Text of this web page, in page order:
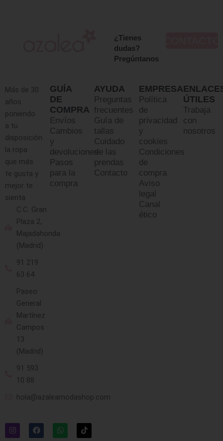
¿Tienes
dudas?
Pregúntanos
Más de 30
años
poniendo
a tu
disposición
la ropa
que más
te gusta y
mejor te
sienta
C.C. Gran
Plaza 2,
Majadahonda
(Madrid)
91 219
63 64
Paseo
General
Martínez
Campos
13
(Madrid)
91 593
10 88
hola@azaleamodashop.com
GUÍA
DE
COMPRA
Envíos
Cambios
y
devoluciones
Pasos
para la
compra
AYUDA
Preguntas
frecuentes
Guía de
tallas
Cuidado
de las
prendas
Contacto
EMPRESA
Política
de
privacidad
y
cookies
Condiciones
de
compra
Aviso
legal
Canal
ético
ÚTILES
Trabaja
con
nosotros